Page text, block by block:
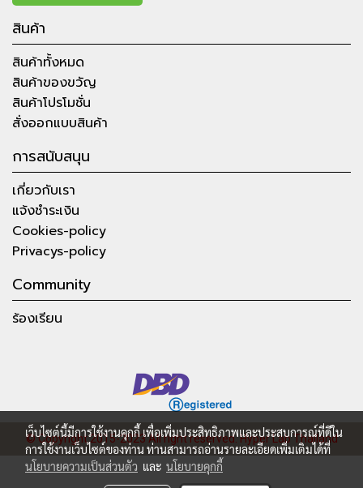
สินค้า
สินค้าทั้งหมด
สินค้าของขวัญ
สินค้าโปรโมชั่น
สั่งออกแบบสินค้า
การสนับสนุน
เกี่ยวกับเรา
แจ้งชำระเงิน
Cookies-policy
Privacys-policy
Community
ร้องเรียน
© Copyright 2015-2023 All right reserved.Hyper Lab Thailand
เว็บไซต์นี้มีการใช้งานคุกกี้ เพื่อเพิ่มประสิทธิภาพและประสบการณ์ที่ดีใน
การใช้งานเว็บไซต์ของท่าน ท่านสามารถอ่านรายละเอียดเพิ่มเติมได้ที่
นโยบายความเป็นส่วนตัว และ นโยบายคุกกี้